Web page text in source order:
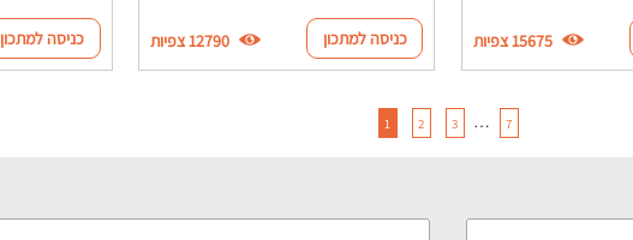
15675 צפיות כניסה למתכון 12790 צפיות כניסה למתכון
1 2 3 … 7